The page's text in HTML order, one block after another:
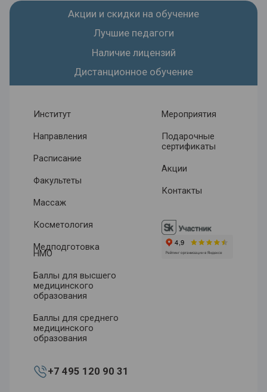
Акции и скидки на обучение
Лучшие педагоги
Наличие лицензий
Дистанционное обучение
Институт
Направления
Расписание
Факультеты
Массаж
Косметология
Медподготовка
Мероприятия
Подарочные
сертификаты
Акции
Контакты
НМО
Баллы для высшего
медицинского
образования
Баллы для среднего
медицинского
образования
+7 495 120 90 31